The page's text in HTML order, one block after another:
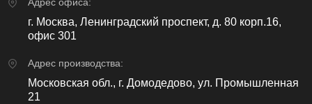
Адрес офиса:
г. Москва, Ленинградский проспект, д. 80 корп.16,
офис 301
Адрес производства:
Московская обл., г. Домодедово, ул. Промышленная
21